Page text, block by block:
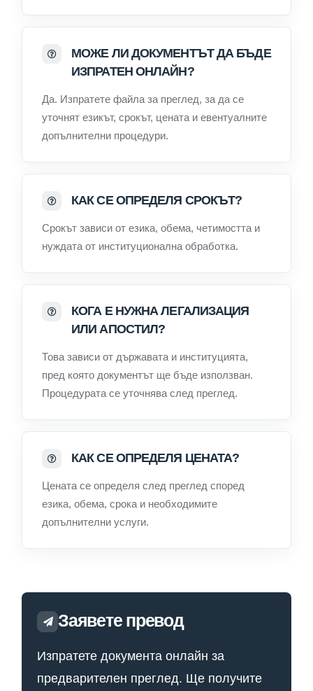
МОЖЕ ЛИ ДОКУМЕНТЪТ ДА БЪДЕ
ИЗПРАТЕН ОНЛАЙН?
Да. Изпратете файла за преглед, за да се
уточнят езикът, срокът, цената и евентуалните
допълнителни процедури.
КАК СЕ ОПРЕДЕЛЯ СРОКЪТ?
Срокът зависи от езика, обема, четимостта и
нуждата от институционална обработка.
КОГА Е НУЖНА ЛЕГАЛИЗАЦИЯ
ИЛИ АПОСТИЛ?
Това зависи от държавата и институцията,
пред която документът ще бъде използван.
Процедурата се уточнява след преглед.
КАК СЕ ОПРЕДЕЛЯ ЦЕНАТА?
Цената се определя след преглед според
езика, обема, срока и необходимите
допълнителни услуги.
Заявете превод
Изпратете документа онлайн за
предварителен преглед. Ще получите